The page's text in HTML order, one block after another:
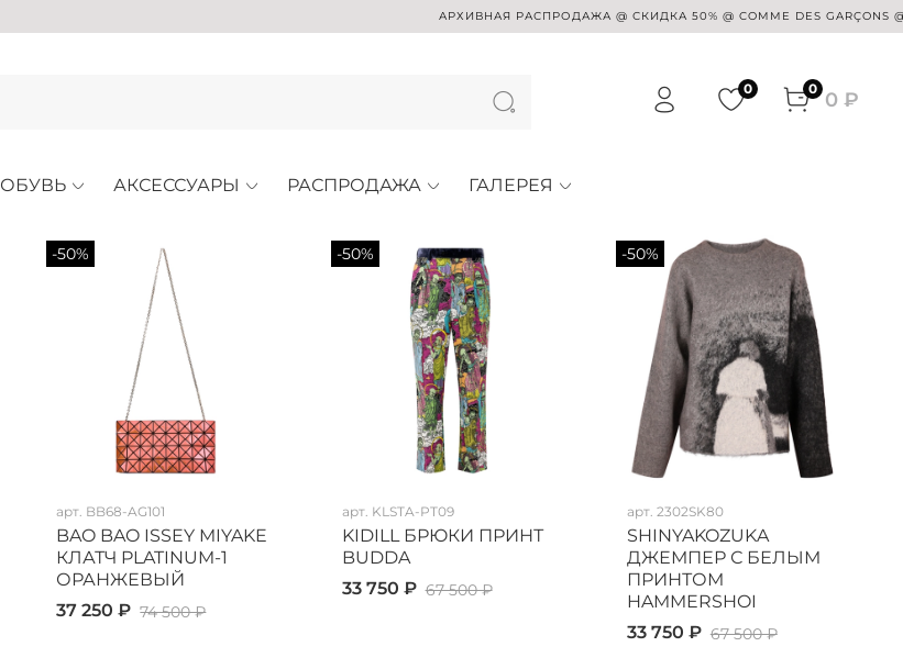
АРХИВНАЯ РАСПРОДАЖА @ СКИДКА 50% @ COMME DES GARÇONS @ SUE
0 0 0 ₽
ОБУВЬ АКСЕССУАРЫ РАСПРОДАЖА ГАЛЕРЕЯ
-50%
арт. BB68-AG101
BAO BAO ISSEY MIYAKE
КЛАТЧ PLATINUM-1
ОРАНЖЕВЫЙ
37 250 ₽ 74 500 ₽
-50%
арт. KLSTA-PT09
KIDILL БРЮКИ ПРИНТ
BUDDA
33 750 ₽ 67 500 ₽
-50%
арт. 2302SK80
SHINYAKOZUKA
ДЖЕМПЕР С БЕЛЫМ
ПРИНТОМ
HAMMERSHOI
33 750 ₽ 67 500 ₽